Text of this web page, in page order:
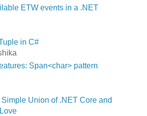
ETW events in a .NET
in C#
Span<char> pattern
Simple Union of .NET Core and